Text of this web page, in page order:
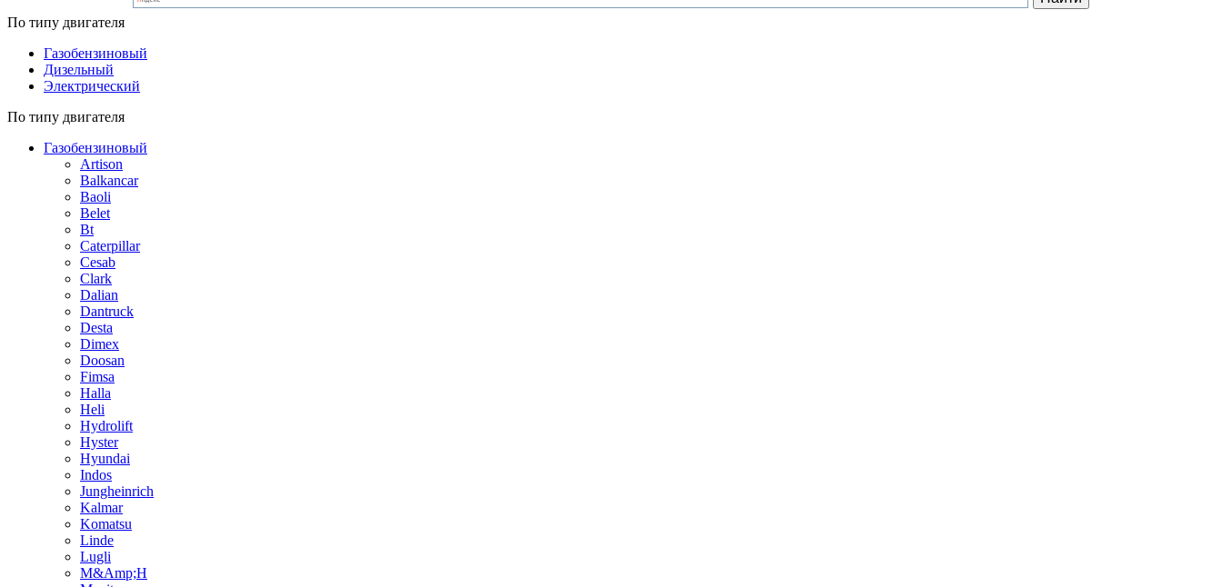
По типу двигателя
Газобензиновый
Дизельный
Электрический
По типу двигателя
Газобензиновый
Artison
Balkancar
Baoli
Belet
Bt
Caterpillar
Cesab
Clark
Dalian
Dantruck
Desta
Dimex
Doosan
Fimsa
Halla
Heli
Hydrolift
Hyster
Hyundai
Indos
Jungheinrich
Kalmar
Komatsu
Linde
Lugli
M&Amp;H